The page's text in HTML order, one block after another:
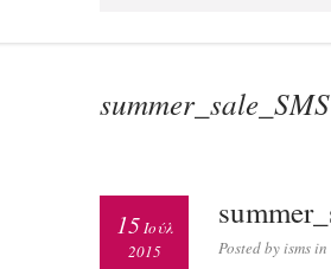
summer_sale_SMS
Posted by isms in
15Ιούλ
2015